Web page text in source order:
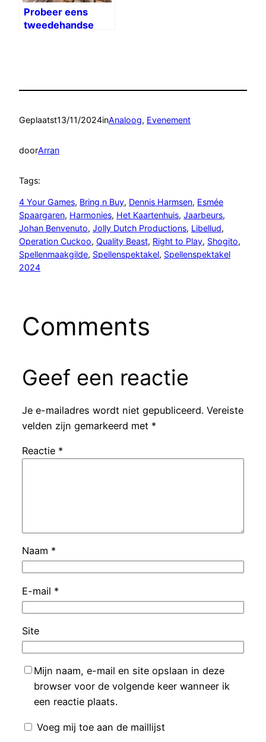
Probeer eens
tweedehandse
Geplaatst13/11/2024inAnaloog, Evenement
doorArran
Tags:
4 Your Games, Bring n Buy, Dennis Harmsen, Esmée
Spaargaren, Harmonies, Het Kaartenhuis, Jaarbeurs
Johan Benvenuto, Jolly Dutch Productions, Libellud
Operation Cuckoo, Quality Beast, Right to Play, Shogito
Spellenmaakgilde, Spellenspektakel, Spellenspektakel
2024
Comments
Geef een reactie
Je e-mailadres wordt niet gepubliceerd. Vereiste
velden zijn gemarkeerd met *
Reactie *
Naam *
E-mail *
Site
Mijn naam, e-mail en site opslaan in deze
browser voor de volgende keer wanneer ik
een reactie plaats.
Voeg mij toe aan de maillijst